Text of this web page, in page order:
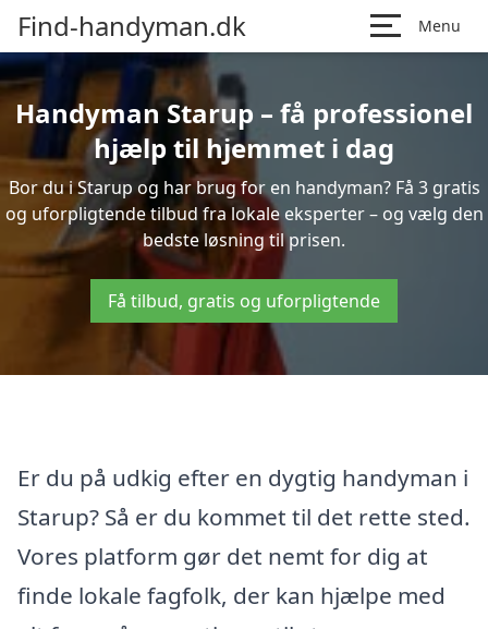
Find-handyman.dk Menu
Handyman Starup – få professionel
hjælp til hjemmet i dag
Bor du i Starup og har brug for en handyman? Få 3 gratis
og uforpligtende tilbud fra lokale eksperter – og vælg den
bedste løsning til prisen.
Få tilbud, gratis og uforpligtende
Er du på udkig efter en dygtig handyman i
Starup? Så er du kommet til det rette sted.
Vores platform gør det nemt for dig at
finde lokale fagfolk, der kan hjælpe med